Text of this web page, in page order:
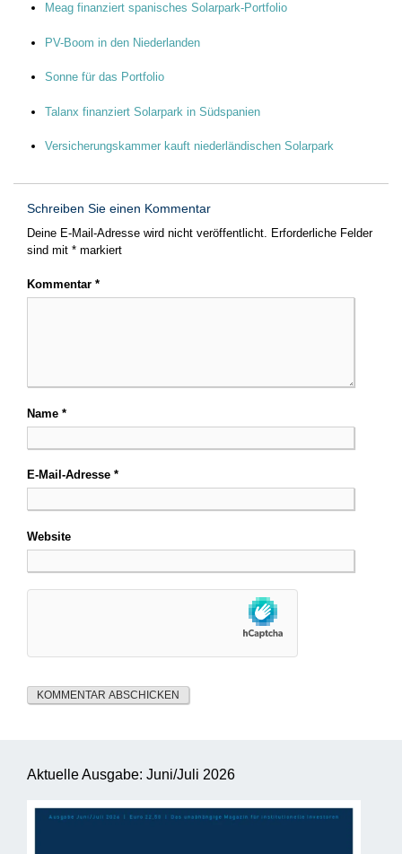
Meag finanziert spanisches Solarpark-Portfolio
PV-Boom in den Niederlanden
Sonne für das Portfolio
Talanx finanziert Solarpark in Südspanien
Versicherungskammer kauft niederländischen Solarpark
Schreiben Sie einen Kommentar
Deine E-Mail-Adresse wird nicht veröffentlicht. Erforderliche Felder
sind mit * markiert
Kommentar *
Name *
E-Mail-Adresse *
Website
Aktuelle Ausgabe: Juni/Juli 2026